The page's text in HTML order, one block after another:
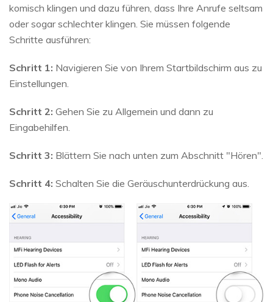
komisch klingen und dazu führen, dass Ihre Anrufe seltsam
oder sogar schlechter klingen. Sie müssen folgende
Schritte ausführen:
Schritt 1: Navigieren Sie von Ihrem Startbildschirm aus zu
Einstellungen.
Schritt 2: Gehen Sie zu Allgemein und dann zu
Eingabehilfen.
Schritt 3: Blättern Sie nach unten zum Abschnitt "Hören".
Schritt 4: Schalten Sie die Geräuschunterdrückung aus.